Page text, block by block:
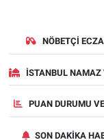
NÖBETÇI
İSTANBUL NAMAZ
PUAN DURUMU
SON DAKIKA